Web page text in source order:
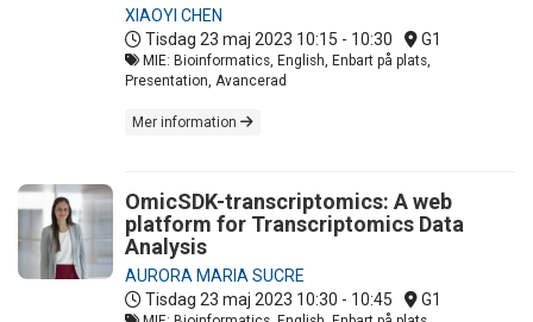
XIAOYI CHEN
Tisdag 23 maj 2023 10:15 - 10:30 G1
MIE: Bioinformatics, English, Enbart på plats,
Presentation, Avancerad
Mer information
OmicSDK-transcriptomics: A web
platform for Transcriptomics Data
Analysis
AURORA MARIA SUCRE
Tisdag 23 maj 2023 10:30 - 10:45 G1